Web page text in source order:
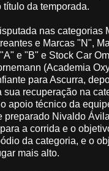
título da temporada.
nas categorias
e Marcas "N",
e "B" e Stock Car
(Academia
para Ascurra,
sua recuperação na
o apoio técnico da
preparado Nivaldo
a corrida e o
da categoria, e o
mais alto.